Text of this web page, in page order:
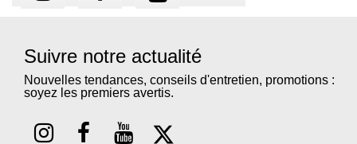
Suivre notre actualité
Nouvelles tendances, conseils d'entretien, promotions :
soyez les premiers avertis.